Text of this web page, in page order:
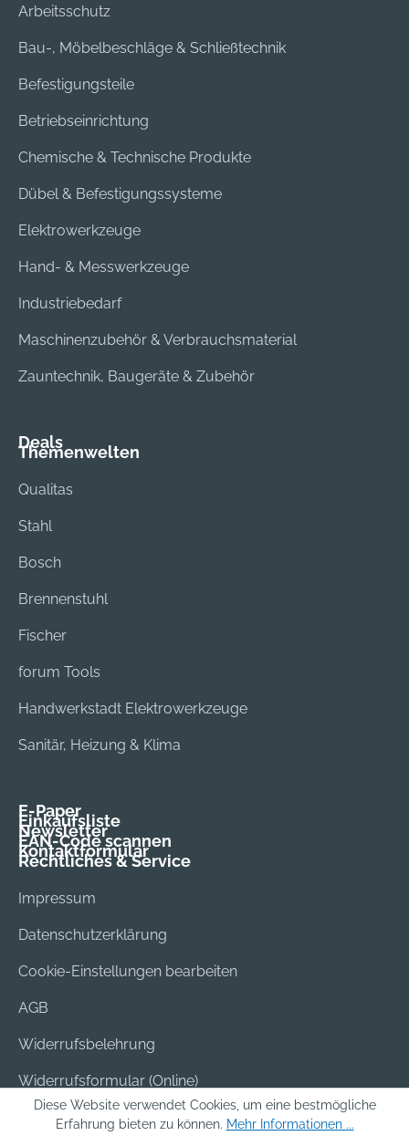
Arbeitsschutz
Bau-, Möbelbeschläge & Schließtechnik
Befestigungsteile
Betriebseinrichtung
Chemische & Technische Produkte
Dübel & Befestigungssysteme
Elektrowerkzeuge
Hand- & Messwerkzeuge
Industriebedarf
Maschinenzubehör & Verbrauchsmaterial
Zauntechnik, Baugeräte & Zubehör
Deals
Themenwelten
Qualitas
Stahl
Bosch
Brennenstuhl
Fischer
forum Tools
Handwerkstadt Elektrowerkzeuge
Sanitär, Heizung & Klima
E-Paper
Einkaufsliste
Newsletter
EAN-Code scannen
Kontaktformular
Rechtliches & Service
Impressum
Datenschutzerklärung
Cookie-Einstellungen bearbeiten
AGB
Widerrufsbelehrung
Widerrufsformular (Online)
Versand & Bezahlung
Diese Website verwendet Cookies, um eine bestmögliche
Erfahrung bieten zu können. Mehr Informationen ...